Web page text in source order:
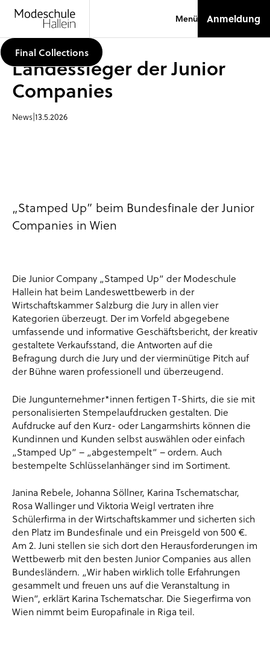
Menü Anmeldung
Final Collections
Landessieger der Junior
Companies
News|13.5.2026
„Stamped Up” beim Bundesfinale der Junior
Companies in Wien
Die Junior Company „Stamped Up“ der Modeschule
Hallein hat beim Landeswettbewerb in der
Wirtschaftskammer Salzburg die Jury in allen vier
Kategorien überzeugt. Der im Vorfeld abgegebene
umfassende und informative Geschäftsbericht, der kreativ
gestaltete Verkaufsstand, die Antworten auf die
Befragung durch die Jury und der vierminütige Pitch auf
der Bühne waren professionell und überzeugend.
Die Jungunternehmer*innen fertigen T-Shirts, die sie mit
personalisierten Stempelaufdrucken gestalten. Die
Aufdrucke auf den Kurz- oder Langarmshirts können die
Kundinnen und Kunden selbst auswählen oder einfach
„Stamped Up“ – „abgestempelt“ – ordern. Auch
bestempelte Schlüsselanhänger sind im Sortiment.
Janina Rebele, Johanna Söllner, Karina Tschematschar,
Rosa Wallinger und Viktoria Weigl vertraten ihre
Schülerfirma in der Wirtschaftskammer und sicherten sich
den Platz im Bundesfinale und ein Preisgeld von 500 €.
Am 2. Juni stellen sie sich dort den Herausforderungen im
Wettbewerb mit den besten Junior Companies aus allen
Bundesländern. „Wir haben wirklich tolle Erfahrungen
gesammelt und freuen uns auf die Veranstaltung in
Wien“, erklärt Karina Tschematschar. Die Siegerfirma von
Wien nimmt beim Europafinale in Riga teil.